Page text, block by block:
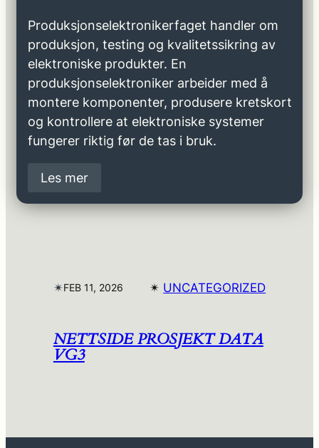
Produksjonselektronikerfaget handler om
produksjon, testing og kvalitetssikring av
elektroniske produkter. En
produksjonselektroniker arbeider med å
montere komponenter, produsere kretskort
og kontrollere at elektroniske systemer
fungerer riktig før de tas i bruk.
Les mer
✴︎FEB 11, 2026 ✴︎ UNCATEGORIZED
NETTSIDE PROSJEKT DATA
VG3